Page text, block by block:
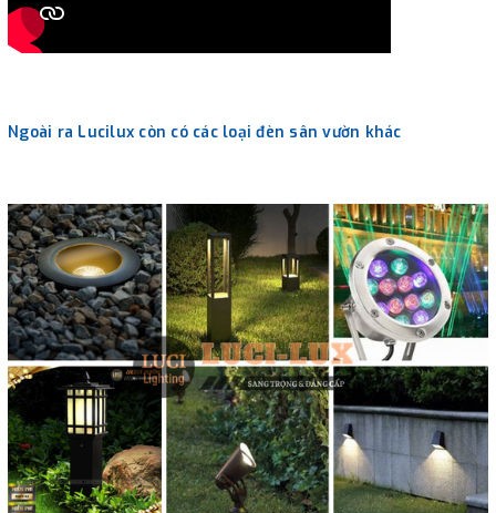
Ngoài ra Lucilux còn có các loại đèn sân vườn khác